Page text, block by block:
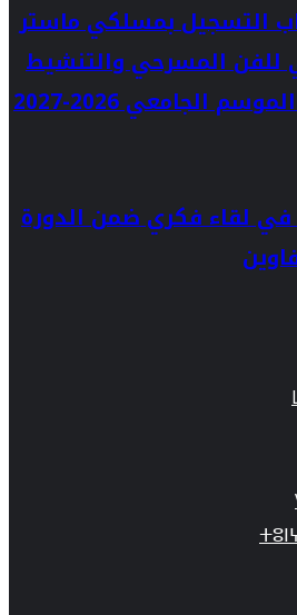
التسجيل بمسلكي ماستر
للفن المسرحي والتنشيط
الجامعي 2026-2027
في لقاء فكري ضمن الدورة